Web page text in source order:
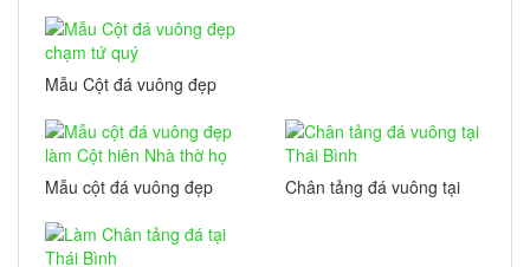
Hà Nội
Mẫu Cột đá vuông đẹp
Mẫu cột đá vuông đẹp
Chân tảng đá vuông tại